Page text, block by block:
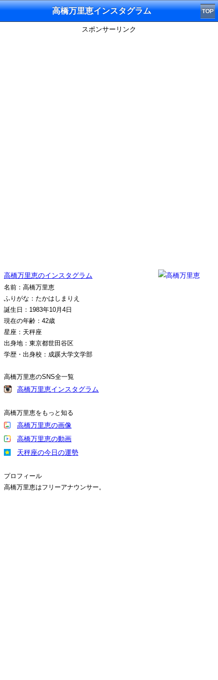
高橋万里恵インスタグラム TOP
スポンサーリンク
高橋万里恵のインスタグラム
名前：高橋万里恵
ふりがな：たかはしまりえ
誕生日：1983年10月4日
現在の年齢：42歳
星座：天秤座
出身地：東京都世田谷区
学歴・出身校：成蹊大学文学部
高橋万里恵のSNS全一覧
高橋万里恵インスタグラム
高橋万里恵をもっと知る
高橋万里恵の画像
高橋万里恵の動画
天秤座の今日の運勢
プロフィール
高橋万里恵はフリーアナウンサー。